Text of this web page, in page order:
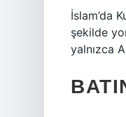
İslam’da
şekilde
yalnızca